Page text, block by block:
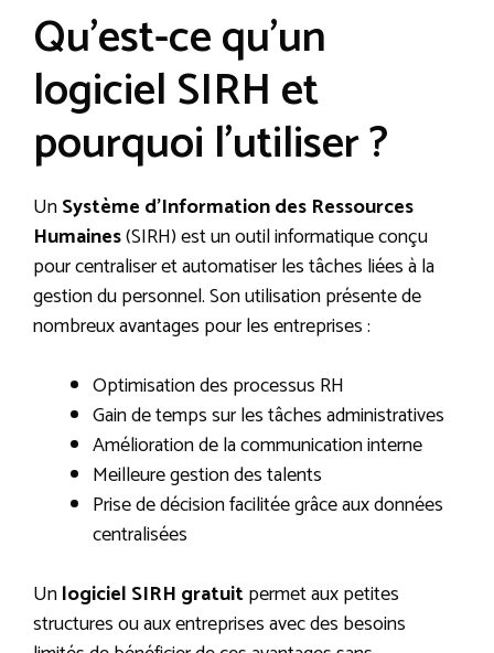
Qu’est-ce qu’un
logiciel SIRH et
pourquoi l’utiliser ?
UnSystème d’Information des Ressources
Humaines(SIRH) est un outil informatique conçu
pour centraliser et automatiser les tâches liées à la
gestion du personnel. Son utilisation présente de
nombreux avantages pour les entreprises :
Optimisation des processus RH
Gain de temps sur les tâches administratives
Amélioration de la communication interne
Meilleure gestion des talents
Prise de décision facilitée grâce aux données
centralisées
Unlogiciel SIRH gratuitpermet aux petites
structures ou aux entreprises avec des besoins